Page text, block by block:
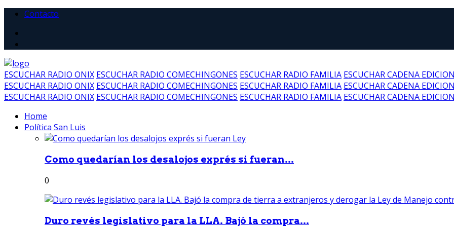
Contacto
ESCUCHAR RADIO ONIX ESCUCHAR RADIO COMECHINGONES ESCUCHAR RADIO FAMILIA ESCUCHAR CADENA EDICION
ESCUCHAR RADIO ONIX ESCUCHAR RADIO COMECHINGONES ESCUCHAR RADIO FAMILIA ESCUCHAR CADENA EDICION
ESCUCHAR RADIO ONIX ESCUCHAR RADIO COMECHINGONES ESCUCHAR RADIO FAMILIA ESCUCHAR CADENA EDICION
Home
Política San Luis
Como quedarían los desalojos exprés si fueran...
0
Duro revés legislativo para la LLA. Bajó la compra...